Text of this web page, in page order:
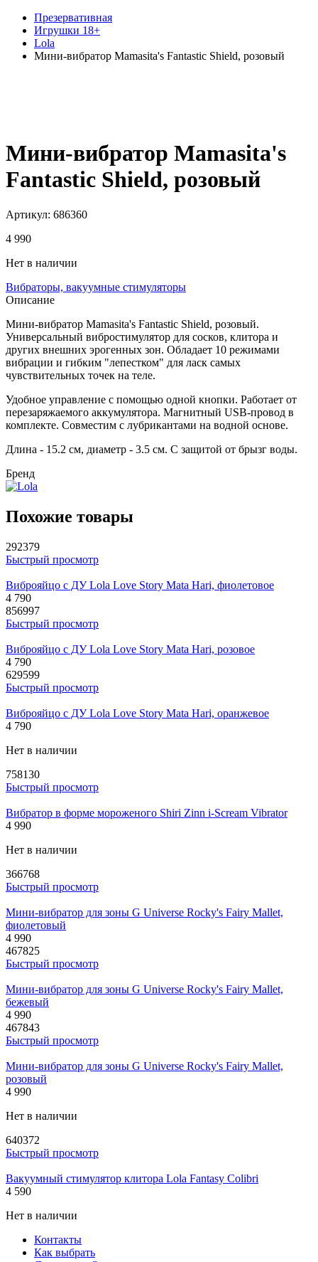
Презервативная
Игрушки 18+
Lola
Мини-вибратор Mamasita's Fantastic Shield, розовый
Мини-вибратор Mamasita's
Fantastic Shield, розовый
Артикул: 686360
4 990
Нет в наличии
Вибраторы, вакуумные стимуляторы
Описание
Мини-вибратор Mamasita's Fantastic Shield, розовый.
Универсальный вибростимулятор для сосков, клитора и
других внешних эрогенных зон. Обладает 10 режимами
вибрации и гибким "лепестком" для ласк самых
чувствительных точек на теле.
Удобное управление с помощью одной кнопки. Работает от
перезаряжаемого аккумулятора. Магнитный USB-провод в
комплекте. Совместим с лубрикантами на водной основе.
Длина - 15.2 см, диаметр - 3.5 см. С защитой от брызг воды.
Бренд
Похожие товары
292379
Быстрый просмотр
Виброяйцо с ДУ Lola Love Story Mata Hari, фиолетовое
4 790
856997
Быстрый просмотр
Виброяйцо с ДУ Lola Love Story Mata Hari, розовое
4 790
629599
Быстрый просмотр
Виброяйцо с ДУ Lola Love Story Mata Hari, оранжевое
4 790
Нет в наличии
758130
Быстрый просмотр
Вибратор в форме мороженого Shiri Zinn i-Scream Vibrator
4 990
Нет в наличии
366768
Быстрый просмотр
Мини-вибратор для зоны G Universe Rocky's Fairy Mallet,
фиолетовый
4 990
467825
Быстрый просмотр
Мини-вибратор для зоны G Universe Rocky's Fairy Mallet,
бежевый
4 990
467843
Быстрый просмотр
Мини-вибратор для зоны G Universe Rocky's Fairy Mallet,
розовый
4 990
Нет в наличии
640372
Быстрый просмотр
Вакуумный стимулятор клитора Lola Fantasy Colibri
4 590
Нет в наличии
Контакты
Как выбрать